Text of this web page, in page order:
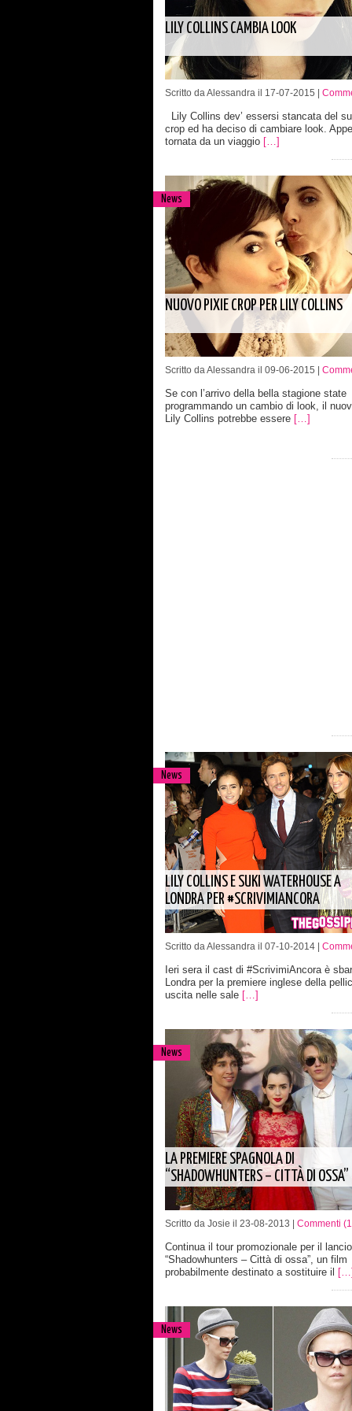
LILY COLLINS CAMBIA LOOK
Scritto da Alessandra il 17-07-2015 |
Lily Collins dev’ essersi stancata del
crop ed ha deciso di cambiare look.
tornata da un viaggio […]
News
NUOVO PIXIE CROP PER LILY COLLINS
Scritto da Alessandra il 09-06-2015 |
Se con l’arrivo della bella stagione state
programmando un cambio di look, il
Lily Collins potrebbe essere […]
News
LILY COLLINS E SUKI WATERHOUSE A
LONDRA PER #SCRIVIMIANCORA
Scritto da Alessandra il 07-10-2014 |
Ieri sera il cast di #ScrivimiAncora è
Londra per la premiere inglese della
uscita nelle sale […]
News
LA PREMIERE SPAGNOLA DI
“SHADOWHUNTERS – CITTÀ DI OSSA”
Scritto da Josie il 23-08-2013 | Commenti
Continua il tour promozionale per il
“Shadowhunters – Città di ossa”, un film
probabilmente destinato a sostituire il
News